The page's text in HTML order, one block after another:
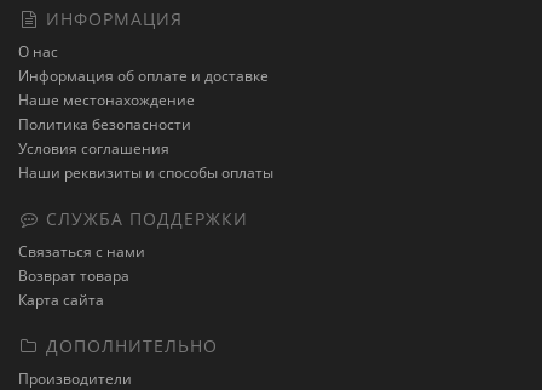
ИНФОРМАЦИЯ
О нас
Информация об оплате и доставке
Наше местонахождение
Политика безопасности
Условия соглашения
Наши реквизиты и способы оплаты
СЛУЖБА ПОДДЕРЖКИ
Связаться с нами
Возврат товара
Карта сайта
ДОПОЛНИТЕЛЬНО
Производители